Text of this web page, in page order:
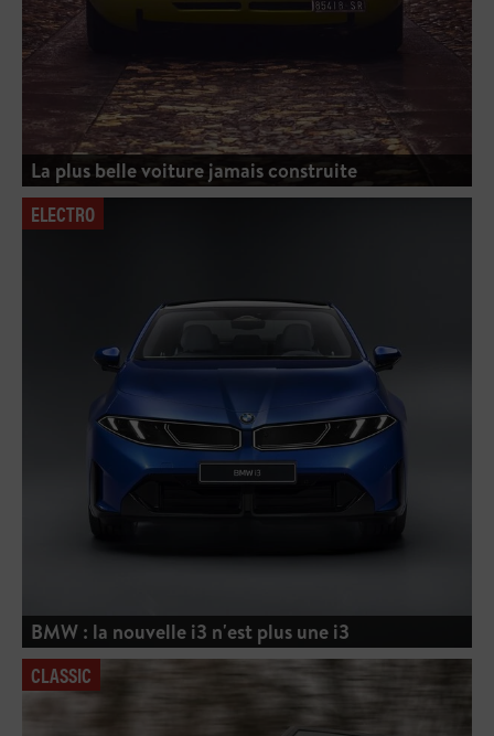
La plus belle voiture jamais construite
ELECTRO
BMW : la nouvelle i3 n'est plus une i3
CLASSIC